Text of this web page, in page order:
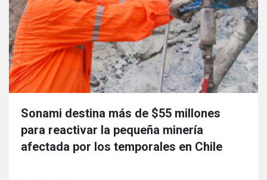
Sonami destina más de $55 millones
para reactivar la pequeña minería
afectada por los temporales en Chile